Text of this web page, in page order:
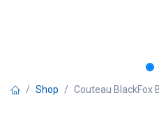
Shop Couteau BlackFox